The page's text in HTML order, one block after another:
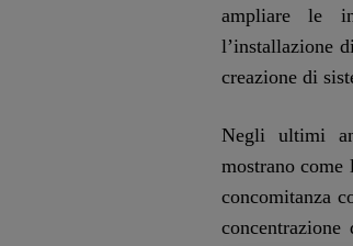
ampliare le
l’installazione
creazione di
Negli ultimi
mostrano
concomitanza